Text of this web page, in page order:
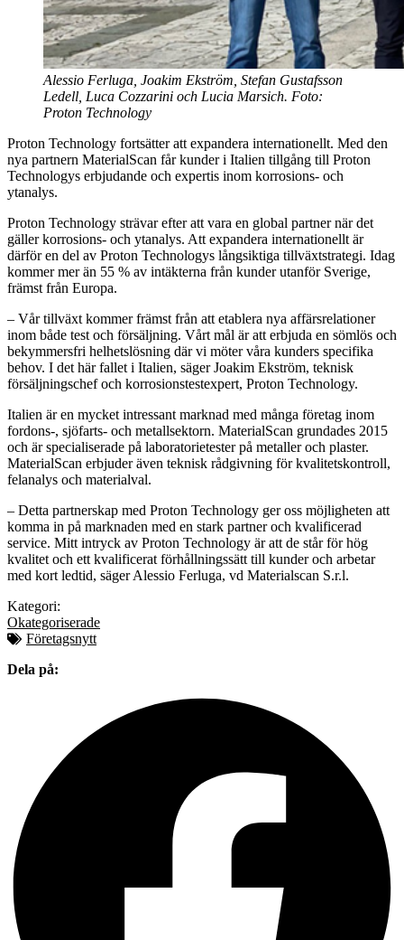
Alessio Ferluga, Joakim Ekström, Stefan Gustafsson
Ledell, Luca Cozzarini och Lucia Marsich. Foto:
Proton Technology
Proton Technology fortsätter att expandera internationellt. Med den
nya partnern MaterialScan får kunder i Italien tillgång till Proton
Technologys erbjudande och expertis inom korrosions- och
ytanalys.
Proton Technology strävar efter att vara en global partner när det
gäller korrosions- och ytanalys. Att expandera internationellt är
därför en del av Proton Technologys långsiktiga tillväxtstrategi. Idag
kommer mer än 55 % av intäkterna från kunder utanför Sverige,
främst från Europa.
– Vår tillväxt kommer främst från att etablera nya affärsrelationer
inom både test och försäljning. Vårt mål är att erbjuda en sömlös och
bekymmersfri helhetslösning där vi möter våra kunders specifika
behov. I det här fallet i Italien, säger Joakim Ekström, teknisk
försäljningschef och korrosionstestexpert, Proton Technology.
Italien är en mycket intressant marknad med många företag inom
fordons-, sjöfarts- och metallsektorn. MaterialScan grundades 2015
och är specialiserade på laboratorietester på metaller och plaster.
MaterialScan erbjuder även teknisk rådgivning för kvalitetskontroll,
felanalys och materialval.
– Detta partnerskap med Proton Technology ger oss möjligheten att
komma in på marknaden med en stark partner och kvalificerad
service. Mitt intryck av Proton Technology är att de står för hög
kvalitet och ett kvalificerat förhållningssätt till kunder och arbetar
med kort ledtid, säger Alessio Ferluga, vd Materialscan S.r.l.
Kategori:
Okategoriserade
Företagsnytt
Dela på: